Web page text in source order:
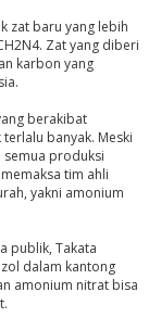
zat baru yang lebih
Zat yang diberi
karbon yang
berakibat
banyak. Meski
semua produksi
tim ahli
yakni amonium
publik, Takata
dalam kantong
amonium nitrat bisa